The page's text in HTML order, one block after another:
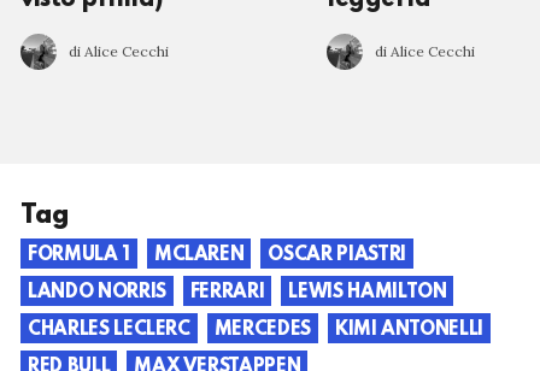
di Alice Cecchi di Alice Cecchi
Tag
FORMULA 1 MCLAREN
OSCAR PIASTRI
LANDO NORRIS
FERRARI
LEWIS HAMILTON
CHARLES LECLERC
MERCEDES
KIMI ANTONELLI